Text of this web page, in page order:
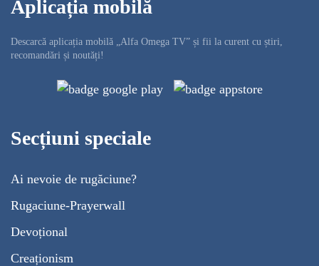
Aplicația mobilă
Descarcă aplicația mobilă „Alfa Omega TV” și fii la curent cu știri,
recomandări și noutăți!
Secțiuni speciale
Ai nevoie de rugăciune?
Rugaciune-Prayerwall
Devoțional
Creaționism